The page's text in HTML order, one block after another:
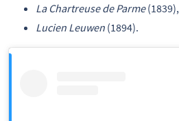
La Chartreuse de Parme(1839),
Lucien Leuwen (1894).